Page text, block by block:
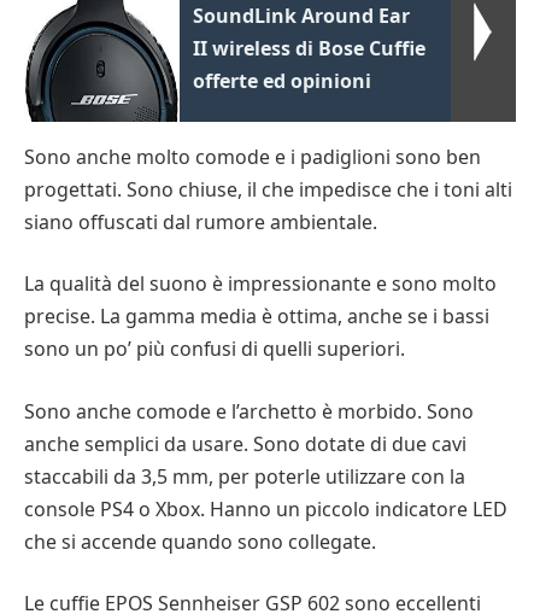
SoundLink Around Ear
II wireless di Bose Cuffie
offerte ed opinioni
Sono anche molto comode e i padiglioni sono ben
progettati. Sono chiuse, il che impedisce che i toni alti
siano offuscati dal rumore ambientale.
La qualità del suono è impressionante e sono molto
precise. La gamma media è ottima, anche se i bassi
sono un po’ più confusi di quelli superiori.
Sono anche comode e l’archetto è morbido. Sono
anche semplici da usare. Sono dotate di due cavi
staccabili da 3,5 mm, per poterle utilizzare con la
console PS4 o Xbox. Hanno un piccolo indicatore LED
che si accende quando sono collegate.
Le cuffie EPOS Sennheiser GSP 602 sono eccellenti